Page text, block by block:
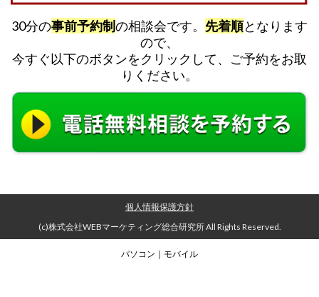
30分の事前予約制の相談会です。 先着順となります
ので、
今すぐ以下のボタンをクリックして、ご予約をお取
りください。
(c)株式会社WEBマーケティング総合研究所 All Rights Reserved.
個人情報保護方針
パソコン ｜モバイル